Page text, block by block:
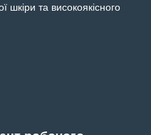
шкіри та високоякісного